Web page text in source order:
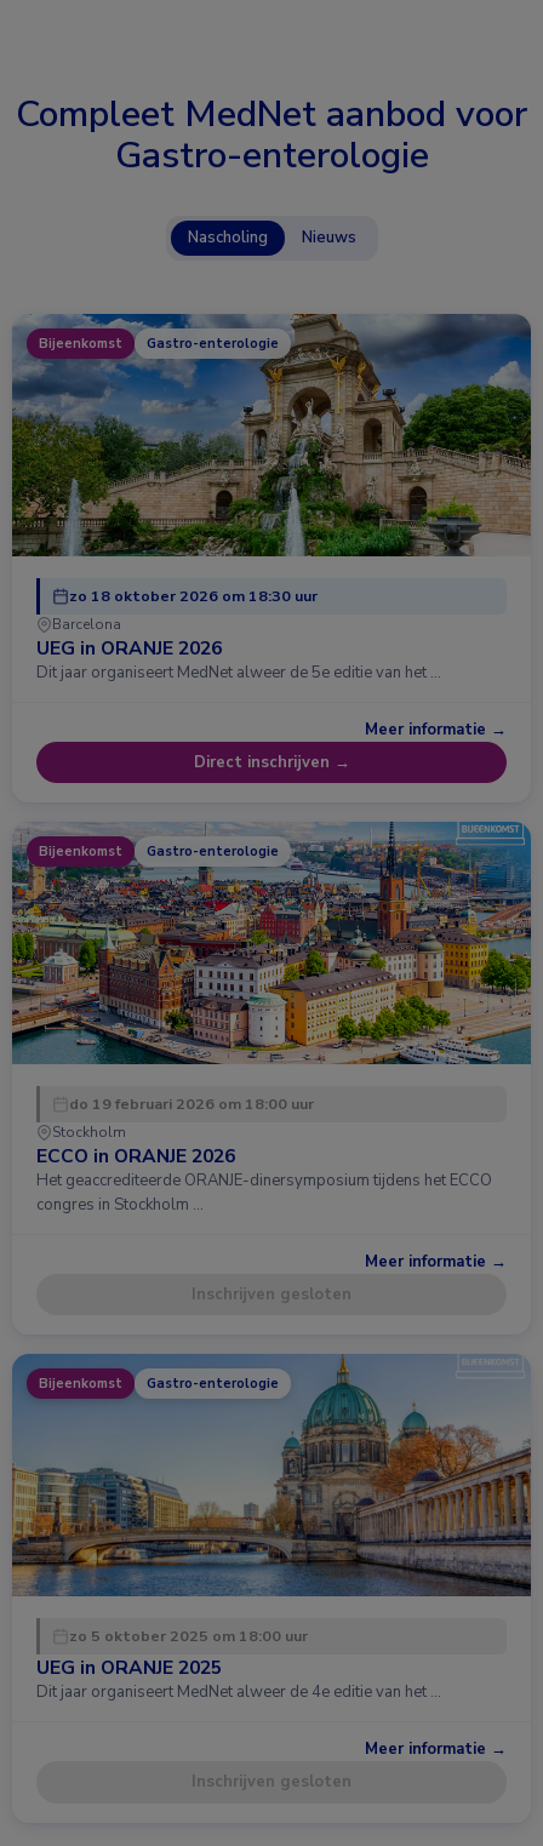
Compleet MedNet aanbod voor
Gastro-enterologie
Nascholing Nieuws
Bijeenkomst Gastro-enterologie
zo 18 oktober 2026 om 18:30 uur
Barcelona
UEG in ORANJE 2026
Dit jaar organiseert MedNet alweer de 5e editie van het …
Meer informatie →
Direct inschrijven →
Bijeenkomst Gastro-enterologie
do 19 februari 2026 om 18:00 uur
Stockholm
ECCO in ORANJE 2026
Het geaccrediteerde ORANJE-dinersymposium tijdens het ECCO
congres in Stockholm …
Meer informatie →
Inschrijven gesloten
Bijeenkomst Gastro-enterologie
zo 5 oktober 2025 om 18:00 uur
UEG in ORANJE 2025
Dit jaar organiseert MedNet alweer de 4e editie van het …
Meer informatie →
Inschrijven gesloten